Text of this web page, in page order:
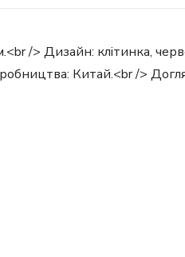
/> Дизайн: клітинка,
Китай.<br />